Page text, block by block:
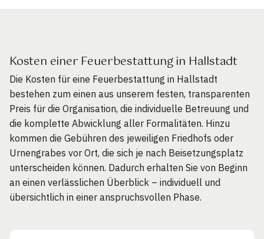
Kosten einer Feuerbestattung in Hallstadt
Die Kosten für eine Feuerbestattung in Hallstadt
bestehen zum einen aus unserem festen, transparenten
Preis für die Organisation, die individuelle Betreuung und
die komplette Abwicklung aller Formalitäten. Hinzu
kommen die Gebühren des jeweiligen Friedhofs oder
Urnengrabes vor Ort, die sich je nach Beisetzungsplatz
unterscheiden können. Dadurch erhalten Sie von Beginn
an einen verlässlichen Überblick – individuell und
übersichtlich in einer anspruchsvollen Phase.